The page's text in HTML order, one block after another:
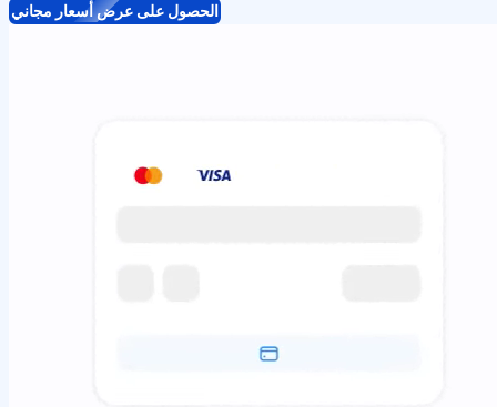
الحصول على عرض أسعار مجاني